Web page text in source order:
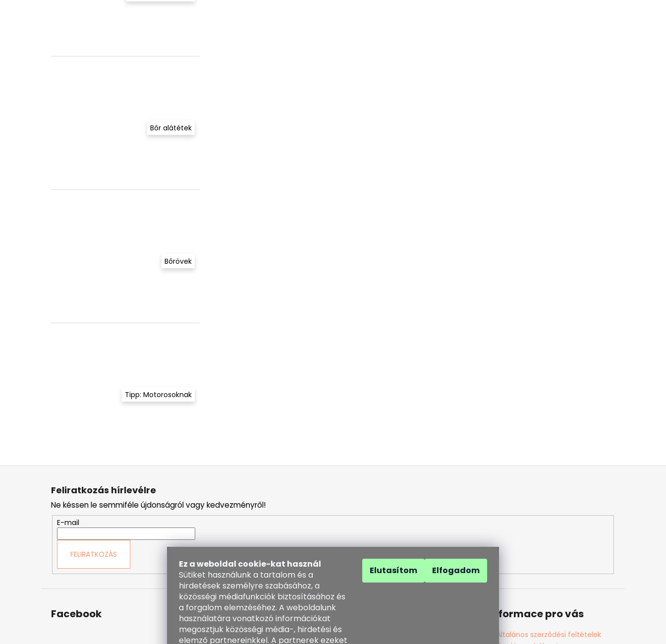
Ez a weboldal cookie-kat használ
Sütiket használunk a tartalom és a
hirdetések személyre szabásához, a
közösségi médiafunkciók biztosításához és
a forgalom elemzéséhez. A weboldalunk
használatára vonatkozó információkat
megosztjuk közösségi média-, hirdetési és
elemző partnereinkkel. A partnerek ezeket
Elutasítom Elfogadom
Bőr alátétek
Bőrövek
Tipp: Motorosoknak
Feliratkozás hírlevélre
Ne késsen le semmiféle újdonságról vagy kedvezményről!
E-mail
FELIRATKOZÁS
Facebook Kapcsolat
info @kozenezbozi.com
Informace pro vás
Általános szerződési feltételek